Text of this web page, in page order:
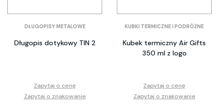
DŁUGOPISY METALOWE
Długopis dotykowy TIN 2
Zapytaj o cenę
Zapytaj o znakowanie
KUBKI TERMICZNE I PODRÓŻNE
Kubek termiczny Air Gifts
350 ml z logo
Zapytaj o cenę
Zapytaj o znakowanie